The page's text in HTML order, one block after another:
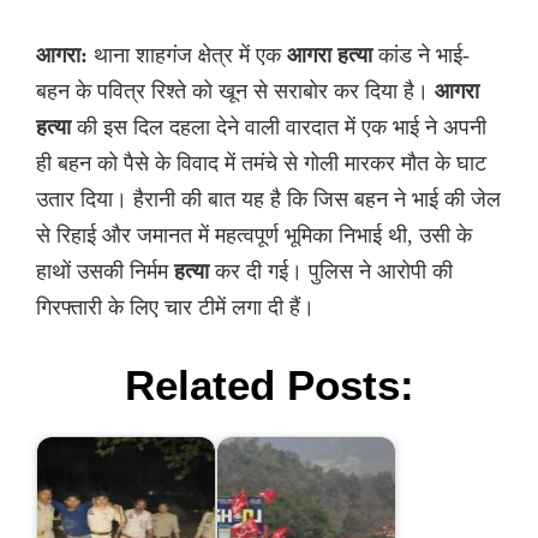
आगरा: थाना शाहगंज क्षेत्र में एक आगरा हत्याकांड ने भाई-
बहन के पवित्र रिश्ते को खून से सराबोर कर दिया है। आगरा
हत्याकी इस दिल दहला देने वाली वारदात में एक भाई ने अपनी
ही बहन को पैसे के विवाद में तमंचे से गोली मारकर मौत के घाट
उतार दिया। हैरानी की बात यह है कि जिस बहन ने भाई की जेल
से रिहाई और जमानत में महत्वपूर्ण भूमिका निभाई थी, उसी के
हाथों उसकी निर्ममहत्याकर दी गई। पुलिस ने आरोपी की
गिरफ्तारी के लिए चार टीमें लगा दी हैं।
Related Posts: